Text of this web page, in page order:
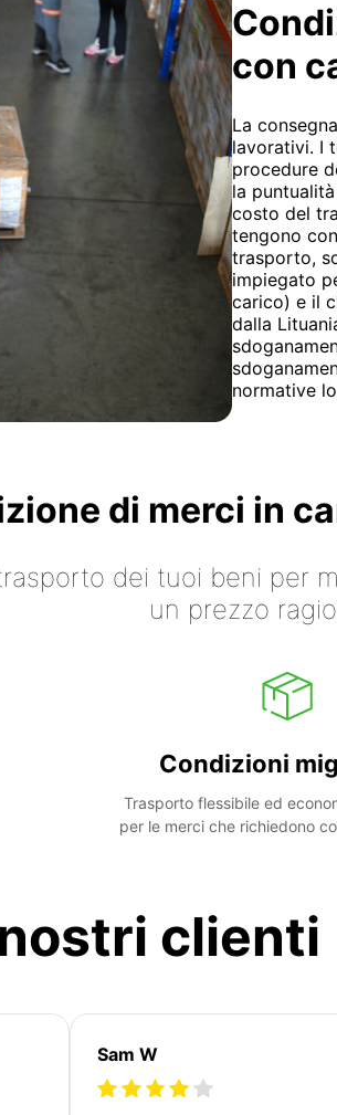
con
La
lavorativi. I
procedure
la
costo del
tengono
trasporto,
impiegato
carico) e il
dalla
normative
di merci in
dei tuoi beni per
un prezzo
Condizioni
Trasporto flessibile ed
per le merci che richiedono
clienti
Sam W